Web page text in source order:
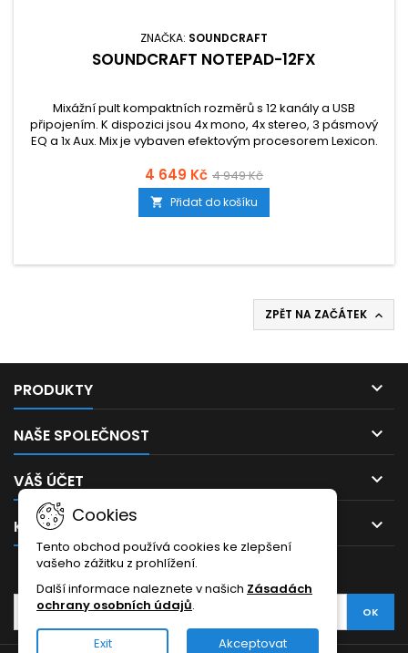
ZNAČKA: SOUNDCRAFT
SOUNDCRAFT NOTEPAD-12FX
Mixážní pult kompaktních rozměrů s 12 kanály a USB
připojením. K dispozici jsou 4x mono, 4x stereo, 3 pásmový
EQ a 1x Aux. Mix je vybaven efektovým procesorem Lexicon.
4 649 Kč 4 949 Kč
 Přidat do košíku
ZPĚT NA ZAČÁTEK 
PRODUKTY 
NAŠE SPOLEČNOST 
VÁŠ ÚČET 
KONTAKT 
Cookies
Tento obchod používá cookies ke zlepšení
vašeho zážitku z prohlížení.
Další informace naleznete v našich Zásadách
ochrany osobních údajů.
Exit Akceptovat
ODBĚR NOVINEK